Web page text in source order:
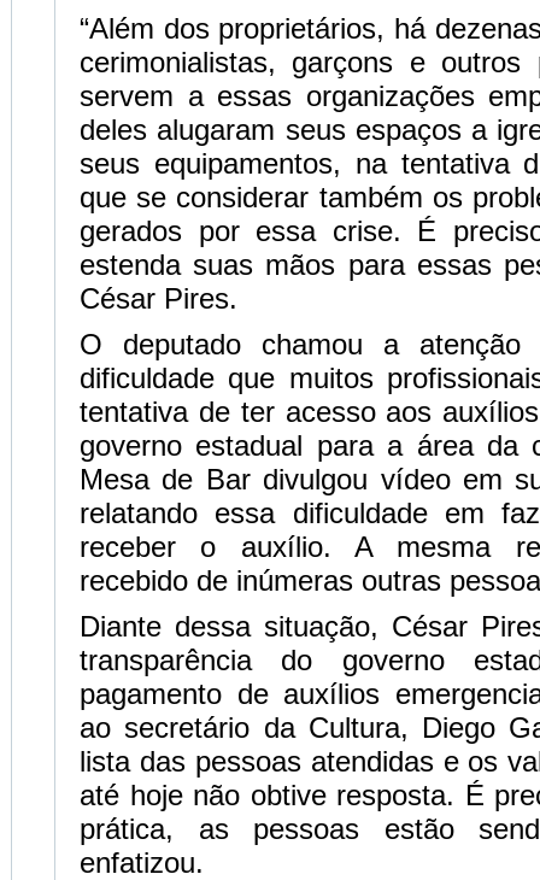
“Além dos proprietários, há
cerimonialistas, garçons e outros
servem a essas organizações
deles alugaram seus espaços a
seus equipamentos, na tentativa
que se considerar também os
gerados por essa crise. É
estenda suas mãos para essas
César Pires.
O deputado chamou a
dificuldade que muitos
tentativa de ter acesso aos
governo estadual para a área da
Mesa de Bar divulgou vídeo em
relatando essa dificuldade em
receber o auxílio. A mesma
recebido de inúmeras outras
Diante dessa situação, César
transparência do governo
pagamento de auxílios
ao secretário da Cultura, Diego
lista das pessoas atendidas e os
até hoje não obtive resposta. É
prática, as pessoas estão
enfatizou.